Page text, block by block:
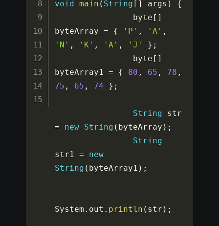
void main ( String [ ] args )
{
                byte
[ ]
byteArray = { 'P' , 'A' ,
'N' , 'K' , 'A' , 'J' } ;
                byte
[ ]
byteArray1 = { 80 , 65 , 78 ,
75 , 65 , 74 } ;
String
=
new String ( byteArray ) ;
String
str1 =
new
String ( byteArray1 ) ;
System . out . println ( str ) ;